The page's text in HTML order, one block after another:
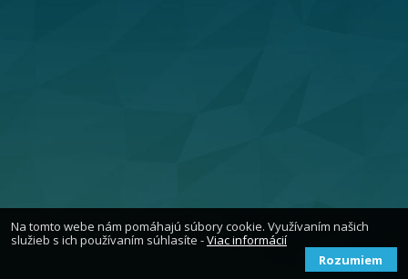
Na tomto webe nám pomáhajú súbory cookie. Využívaním našich
služieb s ich používaním súhlasíte -Viac informácií
Rozumiem